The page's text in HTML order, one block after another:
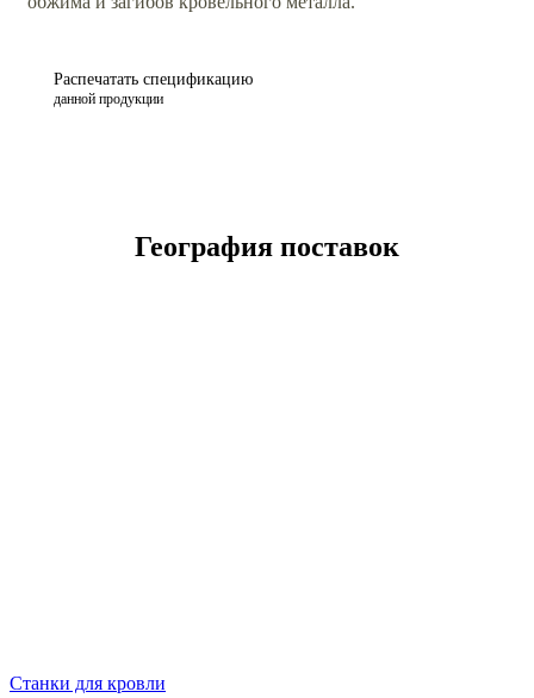
Распечатать спецификацию
данной продукции
География поставок
Станки для кровли